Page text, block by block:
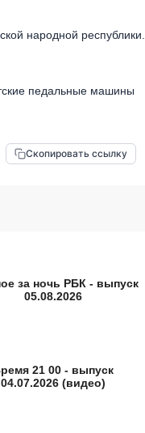
народной республики.
педальные машины
Скопировать ссылку
за ночь РБК - выпуск
05.08.2026
21 00 - выпуск
04.07.2026 (видео)